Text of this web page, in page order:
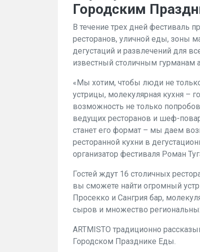
Городским
В течение трех дней фестиваль
ресторанов, уличной еды, зоны
дегустаций и развлечений для
известный столичным гурманам
«Мы хотим, чтобы люди не
устрицы, молекулярная кухня –
возможность не только
ведущих ресторанов и шеф-
станет его формат – мы даем
ресторанной кухни в
организатор фестиваля Роман
Гостей ждут 16 столичных
вы сможете найти огромный
Просекко и Сангрия бар,
сыров и множество
ARTMISTO традиционно
Городском Празднике Еды.